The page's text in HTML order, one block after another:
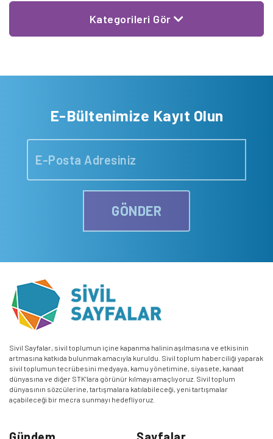
Kategorileri Gör
E-Bültenimize Kayıt Olun
GÖNDER
Sivil Sayfalar, sivil toplumun içine kapanma halinin aşılmasına ve etkisinin
artmasına katkıda bulunmak amacıyla kuruldu. Sivil toplum haberciliği yaparak
sivil toplumun tecrübesini medyaya, kamu yönetimine, siyasete, kanaat
dünyasına ve diğer STK’lara görünür kılmayı amaçlıyoruz. Sivil toplum
dünyasının sözcülerine, tartışmalara katılabileceği, yeni tartışmalar
açabileceği bir mecra sunmayı hedefliyoruz.